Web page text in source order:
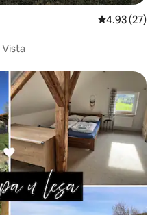
Calificación
4.93 (27)
Vista